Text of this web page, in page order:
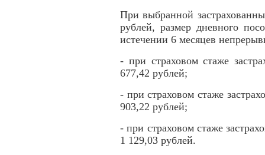
При выбранной
рублей, размер дневного
истечении 6 месяцев
- при страховом стаже
677,42 рублей;
- при страховом стаже
903,22 рублей;
- при страховом стаже
1 129,03 рублей.